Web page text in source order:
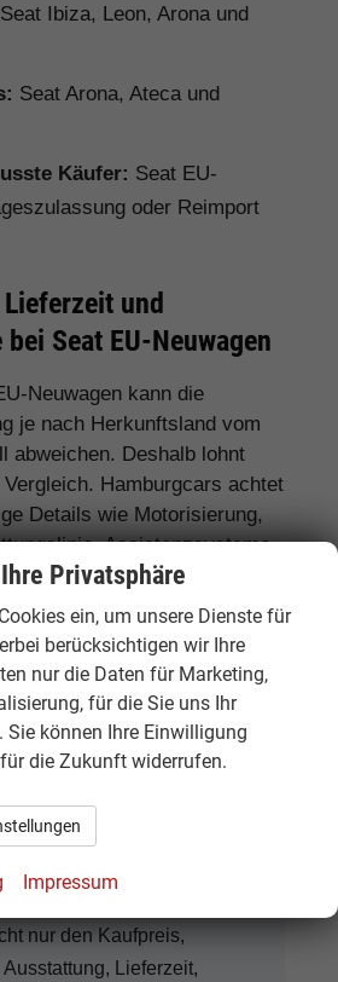
Seat Ibiza, Leon, Arona und
Seat Arona, Ateca und
Käufer: Seat EU-
oder Reimport
und
Seat EU-Neuwagen
Neuwagen kann die
je nach Herkunftsland vom
abweichen. Deshalb lohnt
Hamburgcars achtet
Details wie Motorisierung,
Assistenzsysteme,
und Fahrzeugdokumente.
sindLED-
Automatik,
Navigationssystem,
digitales
Android Auto,
Anhängerkupplung
nur den Kaufpreis,
Lieferzeit,
Privatsphäre
ein, um unsere Dienste für
berücksichtigen wir Ihre
nur die Daten für Marketing,
für die Sie uns Ihr
Sie können Ihre Einwilligung
die Zukunft widerrufen.
Impressum